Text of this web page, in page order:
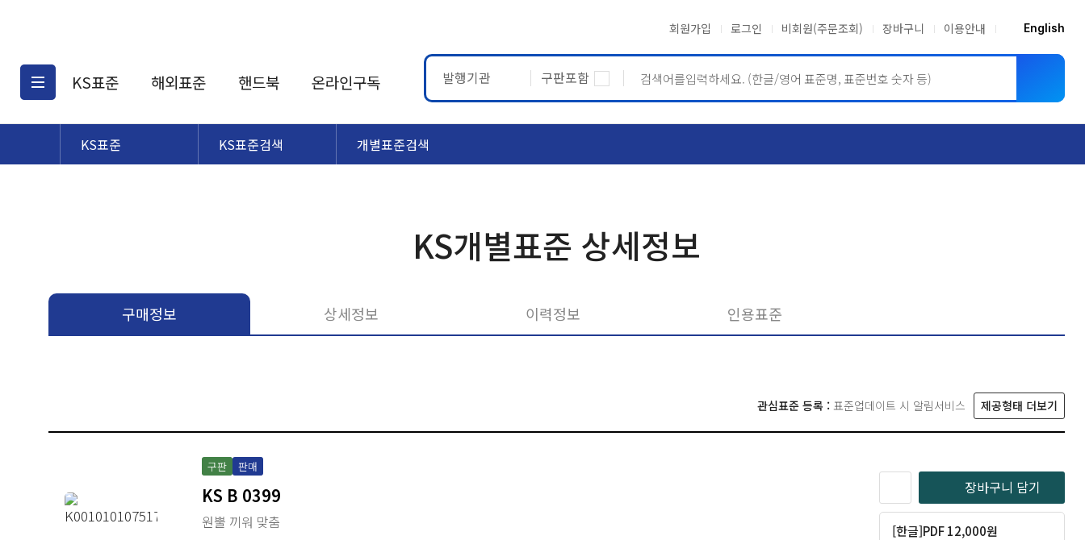
회원가입 로그인 비회원(주문조회) 장바구니 이용안내 English
KS표준
KS표준검색
해외표준
해외표준검색
핸드북 온라인구독 발행기관 구판포함
KS표준 KS표준검색 개별표준검색
KS개별표준 상세정보
구매정보 상세정보 이력정보 인용표준
관심표준 등록 : 표준업데이트 시 알림서비스 제공형태 더보기
구판 판매
KS B 0399
원뿔 끼워 맞춤
장바구니 담기
[한글]PDF 12,000원